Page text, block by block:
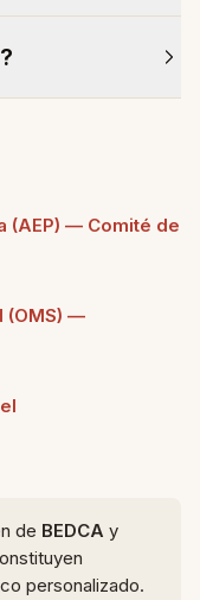
solo si el
mínimas.
del pediatra, se
(AEP) — Comité de
(OMS) —
de BEDCA y
personalizado.